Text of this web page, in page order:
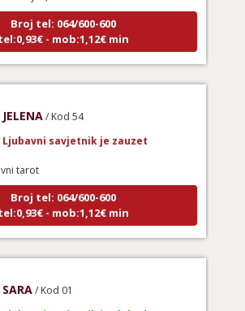
Broj tel: 064/600-600
tel:0,93€ - mob:1,12€ min
Ljubavni savjetnik je zauzet
tarot
Broj tel: 064/600-600
tel:0,93€ - mob:1,12€ min